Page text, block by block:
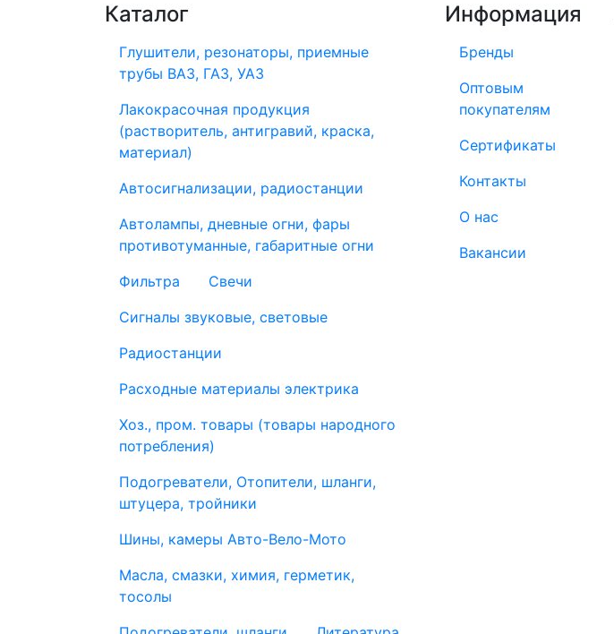
Каталог
Глушители, резонаторы, приемные
трубы ВАЗ, ГАЗ, УАЗ
Лакокрасочная продукция
(растворитель, антигравий, краска,
материал)
Автосигнализации, радиостанции
Автолампы, дневные огни, фары
противотуманные, габаритные огни
Фильтра
Свечи
Сигналы звуковые, световые
Радиостанции
Расходные материалы электрика
Хоз., пром. товары (товары народного
потребления)
Подогреватели, Отопители, шланги,
штуцера, тройники
Шины, камеры Авто-Вело-Мото
Масла, смазки, химия, герметик,
тосолы
Информация
Бренды
Оптовым
покупателям
Сертификаты
Контакты
О нас
Вакансии